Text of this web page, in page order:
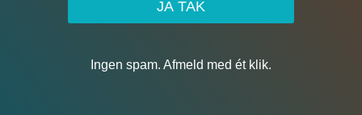
JA TAK
Ingen spam. Afmeld med ét klik.